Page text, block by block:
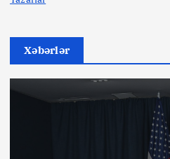
Xəbərlər